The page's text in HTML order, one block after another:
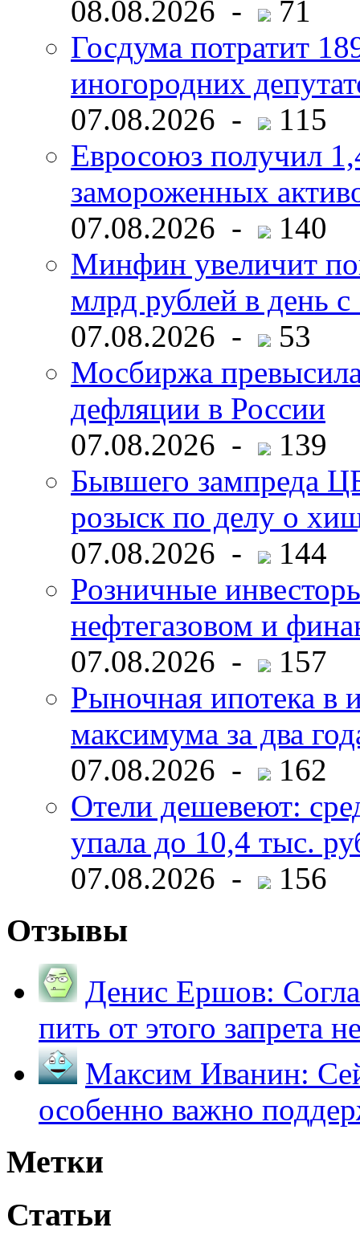
08.08.2026 -
71
Госдума потратит
иногородних
07.08.2026 -
115
Евросоюз получил
замороженных
07.08.2026 -
140
Минфин увеличит
млрд рублей в день с
07.08.2026 -
53
Мосбиржа
дефляции в России
07.08.2026 -
139
Бывшего зампреда
розыск по делу о
07.08.2026 -
144
Розничные
нефтегазовом и
07.08.2026 -
157
Рыночная ипотека в
максимума за два
07.08.2026 -
162
Отели дешевеют:
упала до 10,4 тыс.
07.08.2026 -
156
Отзывы
Денис Ершов:
пить от этого запрета
Максим Иванин:
особенно важно
Метки
Статьи